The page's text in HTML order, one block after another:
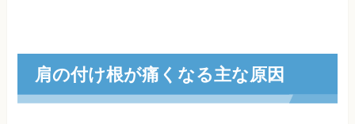
肩の付け根が痛くなる主な原因